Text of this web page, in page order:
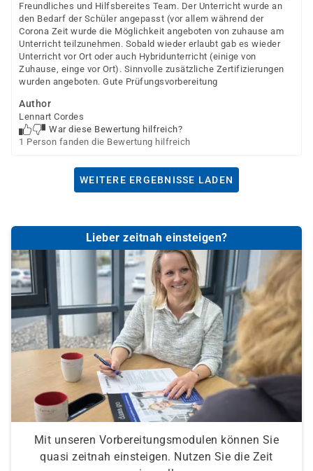
Freundliches und Hilfsbereites Team. Der Unterricht wurde an
den Bedarf der Schüler angepasst (vor allem während der
Corona Zeit wurde die Möglichkeit angeboten von zuhause am
Unterricht teilzunehmen. Sobald wieder erlaubt gab es wieder
Unterricht vor Ort oder auch Hybridunterricht (einige von
Zuhause, einge vor Ort). Sinnvolle zusätzliche Zertifizierungen
wurden angeboten. Gute Prüfungsvorbereitung
Author
Lennart Cordes
War diese Bewertung hilfreich?
1 Person fanden die Bewertung hilfreich
WEITERE ERGEBNISSE LADEN
Lieber zeitnah einsteigen?
Mit unseren Vorbereitungsmodulen können Sie
quasi zeitnah einsteigen. Nutzen Sie die Zeit